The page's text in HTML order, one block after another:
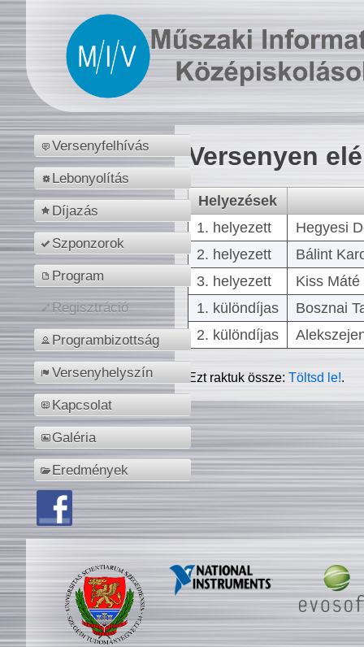
Versenyfelhívás
Lebonyolítás
Díjazás
Szponzorok
Program
Regisztráció
Programbizottság
Versenyhelyszín
Kapcsolat
Galéria
Eredmények
Versenyen
Helyezések
1. helyezett
Hegyesi
2. helyezett
Bálint
3. helyezett
Kiss
1. különdíjas
Bosznai
2. különdíjas
Ezt raktuk össze:Töltsd le!.